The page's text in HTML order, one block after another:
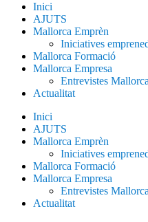
Inici
AJUTS
Mallorca Emprèn
Iniciatives
Mallorca Formació
Mallorca Empresa
Entrevistes
Actualitat
Inici
AJUTS
Mallorca Emprèn
Iniciatives
Mallorca Formació
Mallorca Empresa
Entrevistes
Actualitat